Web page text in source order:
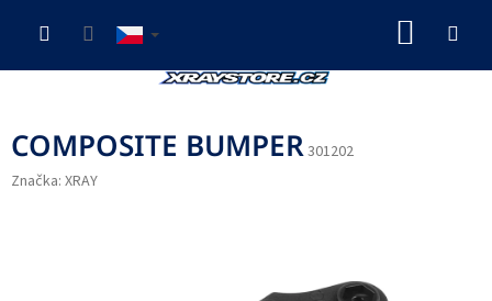
COMPOSITE BUMPER301202
Značka: XRAY